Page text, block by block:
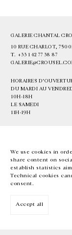
We use cookies in
share content on
establish statistics
Technical cookies
consent.
Accept all
GALERIE CHANTAL
10 RUE CHARLOT,
T. +33 1 42 77 38 87
HORAIRES
DU MARDI AU
10H-18H
LE SAMEDI
11H-19H
EN FR 中文
Inscrivez-vous à notre